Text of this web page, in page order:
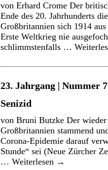
von Erhard Crome Der
Ende des 20. Jahrhunderts
Großbritannien sich 1914
Erste Weltkrieg nie
schlimmstenfalls …
23. Jahrgang | Nummer
Senizid
von Bruni Butzke Der
Großbritannien stammend
Corona-Epidemie darauf
Stunde“ sei (Neue Zürcher
… Weiterlesen →